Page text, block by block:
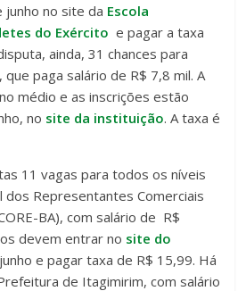
no site da Escola
do Exército e pagar a taxa
ainda, 31 chances para
paga salário de R$ 7,8 mil. A
médio e as inscrições estão
no site da instituição. A taxa é
11 vagas para todos os níveis
dos Representantes Comerciais
BA), com salário de R$
devem entrar no site do
e pagar taxa de R$ 15,99. Há
de Itagimirim, com salário